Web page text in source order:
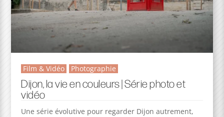
Film & Vidéo Photographie
Dijon, la vie en couleurs | Série photo et
vidéo
Une série évolutive pour regarder Dijon autrement,